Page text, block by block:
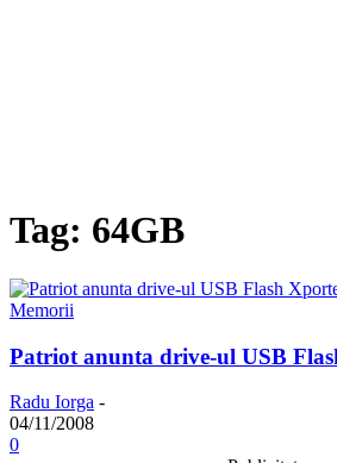
Tag: 64GB
Memorii
Patriot anunta drive-ul USB
Radu Iorga -
04/11/2008
0